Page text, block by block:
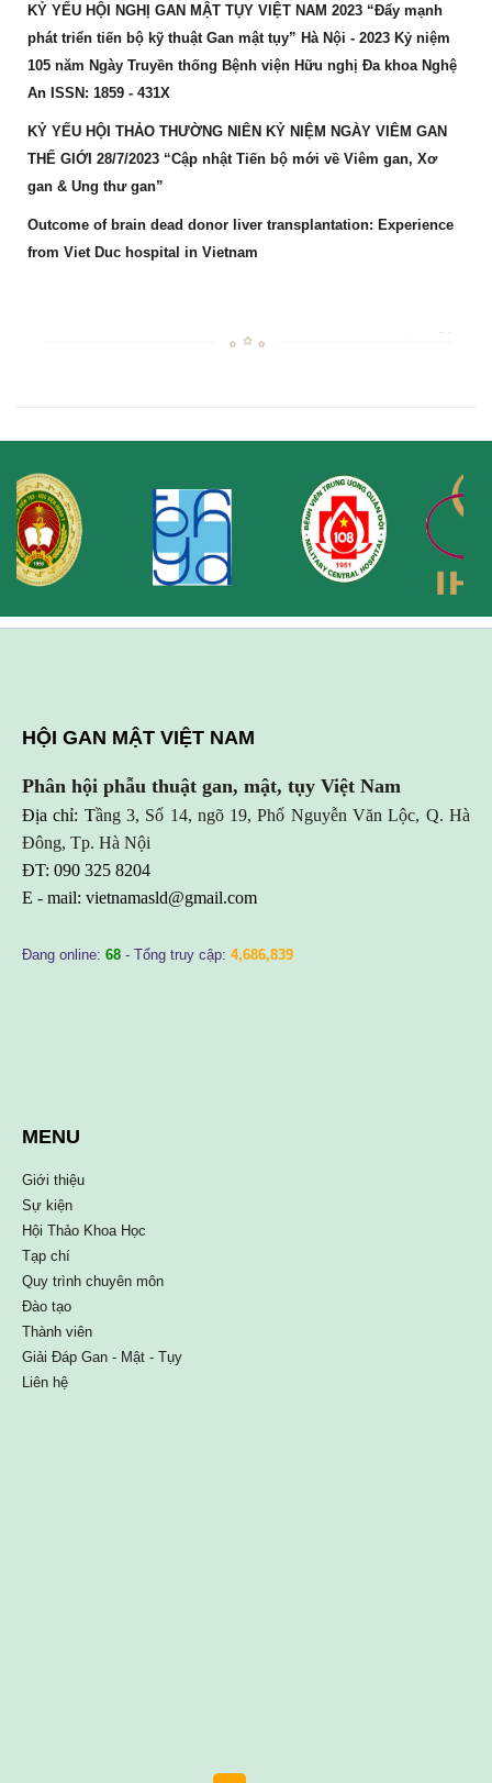
KỶ YẾU HỘI NGHỊ GAN MẬT TỤY VIỆT NAM 2023 “Đẩy mạnh
phát triển tiến bộ kỹ thuật Gan mật tụy” Hà Nội - 2023 Kỷ niệm
105 năm Ngày Truyền thống Bệnh viện Hữu nghị Đa khoa Nghệ
An ISSN: 1859 - 431X
KỶ YẾU HỘI THẢO THƯỜNG NIÊN KỶ NIỆM NGÀY VIÊM GAN
THẾ GIỚI 28/7/2023 “Cập nhật Tiến bộ mới về Viêm gan, Xơ
gan & Ung thư gan”
Outcome of brain dead donor liver transplantation: Experience
from Viet Duc hospital in Vietnam
HỘI GAN MẬT VIỆT NAM
Phân hội phẫu thuật gan, mật, tụy Việt Nam
Địa chỉ: Tầng 3, Số 14, ngõ 19, Phố Nguyễn Văn Lộc, Q. Hà
Đông, Tp. Hà Nội
ĐT: 090 325 8204
E - mail: vietnamasld@gmail.com
Đang online: 68 - Tổng truy cập: 4,686,839
MENU
Giới thiệu
Sự kiện
Hội Thảo Khoa Học
Tạp chí
Quy trình chuyên môn
Đào tạo
Thành viên
Giải Đáp Gan - Mật - Tụy
Liên hệ